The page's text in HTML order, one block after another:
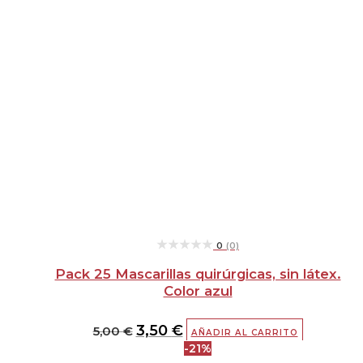
★★★★★
★★★★★ 0 (0)
Pack 25 Mascarillas quirúrgicas, sin látex.
Color azul
5,00€ 3,50 € AÑADIR AL CARRITO
-21%
El